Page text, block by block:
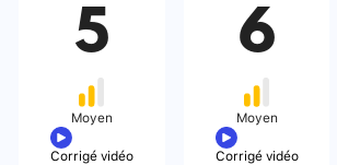
5
Moyen
Corrigé vidéo
6
Moyen
Corrigé vidéo